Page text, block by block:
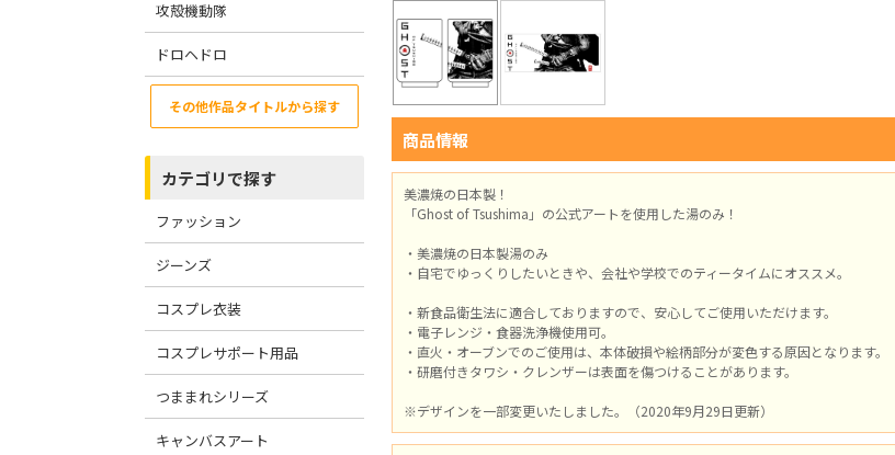
攻殻機動隊
ドロヘドロ
その他作品タイトルから探す
カテゴリで探す
ファッション
ジーンズ
コスプレ衣装
コスプレサポート用品
つままれシリーズ
キャンバスアート
商品情報
美濃焼の日本製！
「Ghost of Tsushima」の公式アートを使用した湯のみ！
・美濃焼の日本製湯のみ
・自宅でゆっくりしたいときや、会社や学校でのティータイムにオススメ。
・新食品衛生法に適合しておりますので、安心してご使用いただけます。
・電子レンジ・食器洗浄機使用可。
・直火・オーブンでのご使用は、本体破損や絵柄部分が変色する原因となります。
・研磨付きタワシ・クレンザーは表面を傷つけることがあります。
※デザインを一部変更いたしました。（2020年9月29日更新）